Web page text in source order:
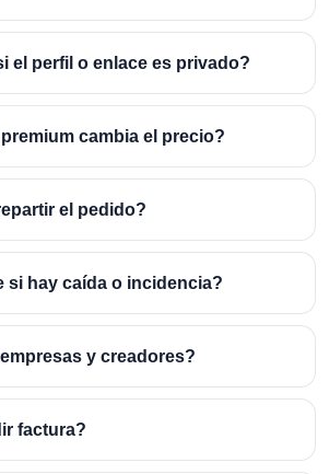
el perfil o enlace es privado?
cambia el precio?
el pedido?
si hay caída o incidencia?
y creadores?
factura?